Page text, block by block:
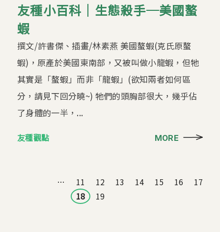
友種小百科｜生態殺手─美國螯
蝦
撰文/許書傑、插畫/林素燕 美國螯蝦(克氏原螯
蝦)，原產於美國東南部，又被叫做小龍蝦，但牠
其實是「螯蝦」而非「龍蝦」(欲知兩者如何區
分，請見下回分曉~) 牠們的頭胸部很大，幾乎佔
了身體的一半，...
友種觀點 MORE
… 11 12 13 14 15 16
17
18
19